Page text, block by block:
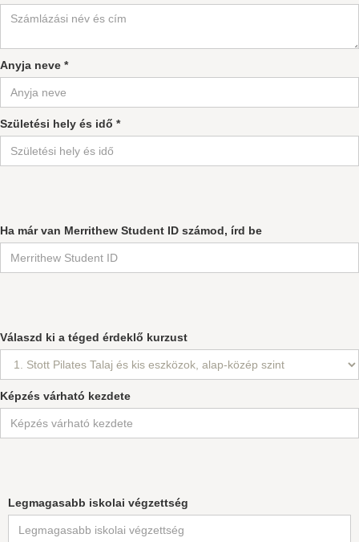
Anyja neve *
Születési hely és idő *
Ha már van Merrithew Student ID számod, írd be
Válaszd ki a téged érdeklő kurzust
Képzés várható kezdete
Legmagasabb iskolai végzettség